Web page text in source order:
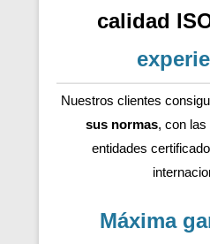
calidad
Nuestros clientes
sus normas, con
entidades
Máxima